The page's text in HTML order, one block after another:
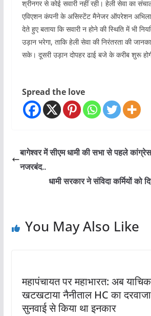
श्रीनगर से कोई सवारी नहीं रही। हेली सेवा का
एविएशन कंपनी के असिस्टेंट मैनेजर ऑपरेशन
देते हुए बताया कि सवारी न होने की स्थिति में भी
उड़ान भरेगा, ताकि हेली सेवा की निरंतरता की
सके। दूसरी उड़ान दोपहर ढाई बजे के करीब शुरू
Spread the love
बागेश्वर में सीएम धामी की सभा से पहले
नजरबंद..
धामी सरकार ने संविदा कर्मियों को
You May Also Like
महापंचायत पर महाभारत: अब
खटखटाया नैनीताल HC का
सुनवाई से किया था इनकार